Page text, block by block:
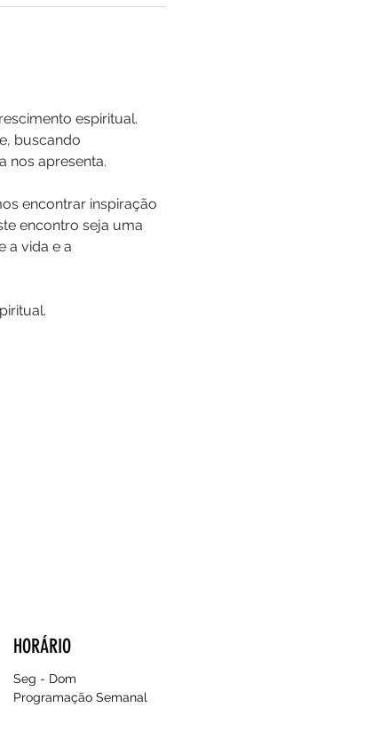
espiritual.
buscando
nos apresenta.
encontrar inspiração
encontro seja uma
a vida e a
HORÁRIO
Seg - Dom
Programação Semanal